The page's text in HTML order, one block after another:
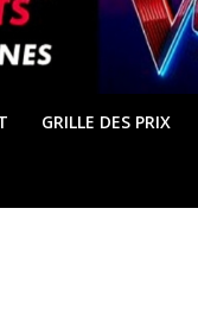
GRILLE DES PRIX